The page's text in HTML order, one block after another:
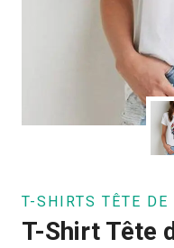
T-SHIRTS TÊTE DE
T-Shirt Tête